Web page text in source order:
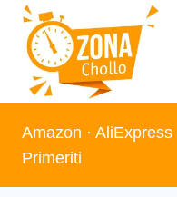
Saltar
contenido
Amazon · AliExpress
Primeriti